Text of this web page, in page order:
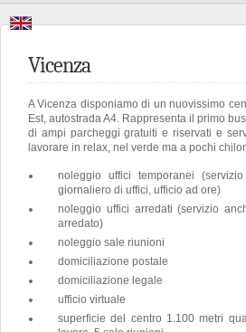
Vicenza
A Vicenza disponiamo di un nuovissimo
Est, autostrada A4. Rappresenta il primo
di ampi parcheggi gratuiti e riservati e
lavorare in relax, nel verde ma a pochi
noleggio uffici temporanei
giornaliero di uffici, ufficio ad ore)
noleggio uffici arredati (servizio
arredato)
noleggio sale riunioni
domiciliazione postale
domiciliazione legale
ufficio virtuale
superficie del centro 1.100 metri